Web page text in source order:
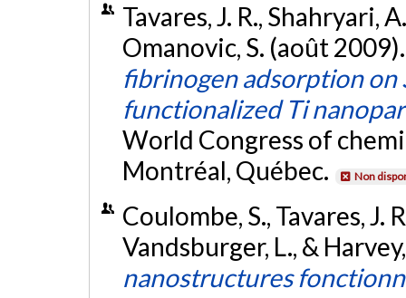
Tavares, J. R., Shahryari,
Omanovic, S. (août
fibrinogen adsorption on
functionalized Ti
World Congress of
Montréal, Québec.
Non
Coulombe, S., Tavares, J.
Vandsburger, L., &
nanostructures